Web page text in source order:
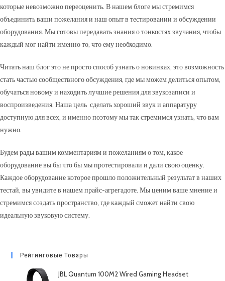
которые невозможно переоценить. В нашем блоге мы стремимся
объединить ваши пожелания и наш опыт в тестировании и обсуждении
оборудования. Мы готовы передавать знания о тонкостях звучания, чтобы
каждый мог найти именно то, что ему необходимо.
Читать наш блог это не просто способ узнать о новинках, это возможность
стать частью сообществного обсуждения, где мы можем делиться опытом,
обучаться новому и находить лучшие решения для звукозаписи и
воспроизведения. Наша цель сделать хороший звук и аппаратуру
доступную для всех, и именно поэтому мы так стремимся узнать, что вам
нужно.
Будем рады вашим комментариям и пожеланиям о том, какое
оборудование вы бы что бы мы протестировали и дали свою оценку.
Каждое оборудование которое прошло положительный результат в наших
тестай, вы увидите в нашем прайс-агрегадоте. Мы ценим ваше мнение и
стремимся создать пространство, где каждый сможет найти свою
идеальную звуковую систему.
Рейтинговые Товары
JBL Quantum 100M2 Wired Gaming Headset